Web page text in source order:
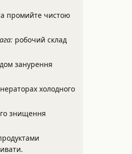
промийте чистою
робочий склад
занурення
холодного
знищення